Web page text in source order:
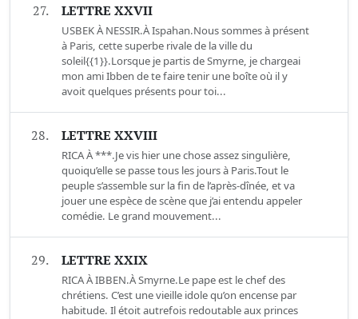
27. LETTRE XXVII
USBEK À NESSIR.À Ispahan.Nous sommes à présent
à Paris, cette superbe rivale de la ville du
soleil{{1}}.Lorsque je partis de Smyrne, je chargeai
mon ami Ibben de te faire tenir une boîte où il y
avoit quelques présents pour toi...
28. LETTRE XXVIII
RICA À ***.Je vis hier une chose assez singulière,
quoiqu’elle se passe tous les jours à Paris.Tout le
peuple s’assemble sur la fin de l’après-dînée, et va
jouer une espèce de scène que j’ai entendu appeler
comédie. Le grand mouvement...
29. LETTRE XXIX
RICA À IBBEN.À Smyrne.Le pape est le chef des
chrétiens. C’est une vieille idole qu’on encense par
habitude. Il étoit autrefois redoutable aux princes